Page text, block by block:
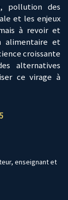
pollution des
et les enjeux
à revoir et
alimentaire et
croissante
alternatives
ce virage à
enseignant et